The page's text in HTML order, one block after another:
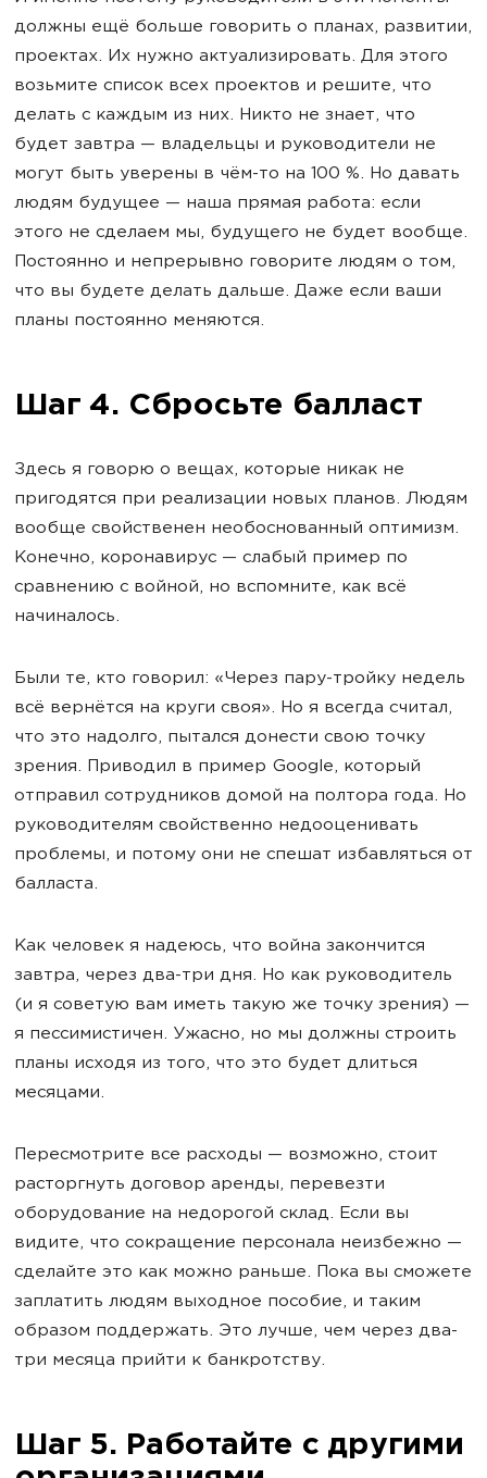
должны ещё больше говорить о планах, развитии,
проектах. Их нужно актуализировать. Для этого
возьмите список всех проектов и решите, что
делать с каждым из них. Никто не знает, что
будет завтра — владельцы и руководители не
могут быть уверены в чём-то на 100 %. Но давать
людям будущее — наша прямая работа: если
этого не сделаем мы, будущего не будет вообще.
Постоянно и непрерывно говорите людям о том,
что вы будете делать дальше. Даже если ваши
планы постоянно меняются.
Шаг 4. Сбросьте балласт
Здесь я говорю о вещах, которые никак не
пригодятся при реализации новых планов. Людям
вообще свойственен необоснованный оптимизм.
Конечно, коронавирус — слабый пример по
сравнению с войной, но вспомните, как всё
начиналось.
Были те, кто говорил: «Через пару-тройку недель
всё вернётся на круги своя». Но я всегда считал,
что это надолго, пытался донести свою точку
зрения. Приводил в пример Google, который
отправил сотрудников домой на полтора года. Но
руководителям свойственно недооценивать
проблемы, и потому они не спешат избавляться от
балласта.
Как человек я надеюсь, что война закончится
завтра, через два-три дня. Но как руководитель
(и я советую вам иметь такую же точку зрения) —
я пессимистичен. Ужасно, но мы должны строить
планы исходя из того, что это будет длиться
месяцами.
Пересмотрите все расходы — возможно, стоит
расторгнуть договор аренды, перевезти
оборудование на недорогой склад. Если вы
видите, что сокращение персонала неизбежно —
сделайте это как можно раньше. Пока вы сможете
заплатить людям выходное пособие, и таким
образом поддержать. Это лучше, чем через два-
три месяца прийти к банкротству.
Шаг 5. Работайте с другими